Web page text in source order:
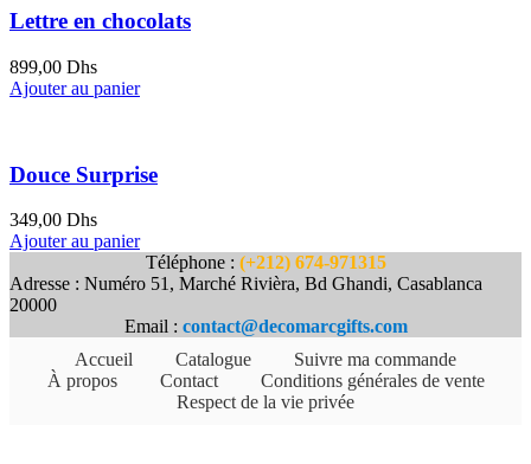
Lettre en chocolats
899,00 Dhs
Ajouter au panier
Douce Surprise
349,00 Dhs
Ajouter au panier
Téléphone : (+212) 674-971315
Adresse : Numéro 51, Marché Rivièra, Bd Ghandi, Casablanca
20000
Email : contact@decomarcgifts.com
Accueil
Catalogue
Suivre ma commande
À propos
Contact
Conditions générales de vente
Respect de la vie privée